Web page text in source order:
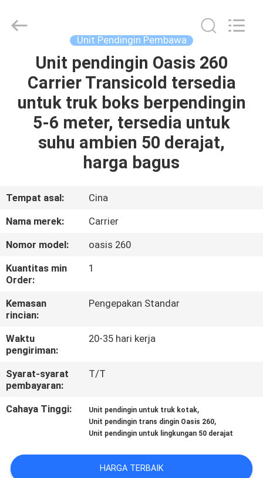
RUMAH
PRODUK
TENTANG
TUR
PABRIK
KONTROL
KUALITAS
HUBUNGI
KAMI
BERITA
KASUS-
SITEMAP
INDUSTRY
Unit Pendingin Pembawa
Unit pendingin Oasis 260
Carrier Transicold tersedia
untuk truk boks berpendingin
5-6 meter, tersedia untuk
suhu ambien 50 derajat,
harga bagus
Tempat asal:
Cina
Nama merek:
Carrier
Nomor model:
oasis 260
Kuantitas min
Order:
1
Kemasan
rincian:
Pengepakan Standar
Waktu
pengiriman:
20-35 hari kerja
Syarat-syarat
pembayaran:
T/T
Cahaya Tinggi: Unit pendingin untuk truk kotak,
Unit pendingin trans dingin Oasis 260,
Unit pendingin untuk lingkungan 50 derajat
HARGA TERBAIK